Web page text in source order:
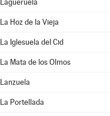
Lagueruela
La Hoz de la Vieja
La Iglesuela del Cid
La Mata de los Olmos
Lanzuela
La Portellada